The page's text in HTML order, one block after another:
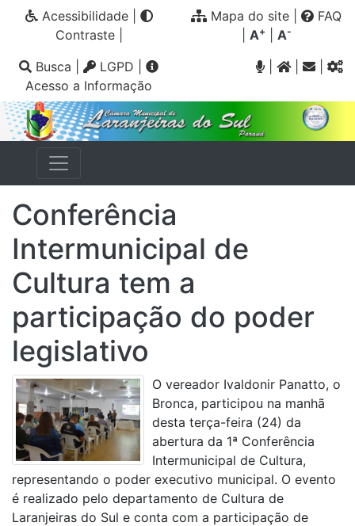
Acessibilidade|
Contraste|
Mapa do site
FAQ
A+ A-
Busca LGPD
Acesso a Informação
|
Conferência
Intermunicipal de
Cultura tem a
participação do poder
legislativo
O vereador Ivaldonir Panatto, o
Bronca, participou na manhã
desta terça-feira (24) da
abertura da 1ª Conferência
Intermunicipal de Cultura,
representando o poder executivo municipal. O evento
é realizado pelo departamento de Cultura de
Laranjeiras do Sul e conta com a participação de